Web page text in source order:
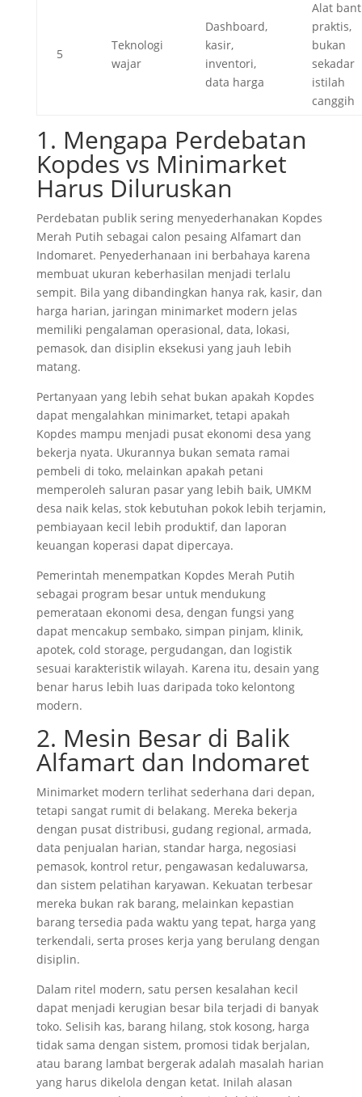
5
Teknologi
wajar
Dashboard,
kasir,
inventori,
data harga
Alat
praktis,
bukan
sekadar
istilah
canggih
1. Mengapa Perdebatan
Kopdes vs Minimarket
Harus Diluruskan
Perdebatan publik sering menyederhanakan Kopdes
Merah Putih sebagai calon pesaing Alfamart dan
Indomaret. Penyederhanaan ini berbahaya karena
membuat ukuran keberhasilan menjadi terlalu
sempit. Bila yang dibandingkan hanya rak, kasir, dan
harga harian, jaringan minimarket modern jelas
memiliki pengalaman operasional, data, lokasi,
pemasok, dan disiplin eksekusi yang jauh lebih
matang.
Pertanyaan yang lebih sehat bukan apakah Kopdes
dapat mengalahkan minimarket, tetapi apakah
Kopdes mampu menjadi pusat ekonomi desa yang
bekerja nyata. Ukurannya bukan semata ramai
pembeli di toko, melainkan apakah petani
memperoleh saluran pasar yang lebih baik, UMKM
desa naik kelas, stok kebutuhan pokok lebih terjamin,
pembiayaan kecil lebih produktif, dan laporan
keuangan koperasi dapat dipercaya.
Pemerintah menempatkan Kopdes Merah Putih
sebagai program besar untuk mendukung
pemerataan ekonomi desa, dengan fungsi yang
dapat mencakup sembako, simpan pinjam, klinik,
apotek, cold storage, pergudangan, dan logistik
sesuai karakteristik wilayah. Karena itu, desain yang
benar harus lebih luas daripada toko kelontong
modern.
2. Mesin Besar di Balik
Alfamart dan Indomaret
Minimarket modern terlihat sederhana dari depan,
tetapi sangat rumit di belakang. Mereka bekerja
dengan pusat distribusi, gudang regional, armada,
data penjualan harian, standar harga, negosiasi
pemasok, kontrol retur, pengawasan kedaluwarsa,
dan sistem pelatihan karyawan. Kekuatan terbesar
mereka bukan rak barang, melainkan kepastian
barang tersedia pada waktu yang tepat, harga yang
terkendali, serta proses kerja yang berulang dengan
disiplin.
Dalam ritel modern, satu persen kesalahan kecil
dapat menjadi kerugian besar bila terjadi di banyak
toko. Selisih kas, barang hilang, stok kosong, harga
tidak sama dengan sistem, promosi tidak berjalan,
atau barang lambat bergerak adalah masalah harian
yang harus dikelola dengan ketat. Inilah alasan